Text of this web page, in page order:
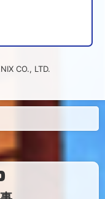
CO., LTD.